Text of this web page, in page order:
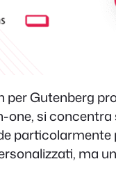
per Gutenberg
one, si
ma